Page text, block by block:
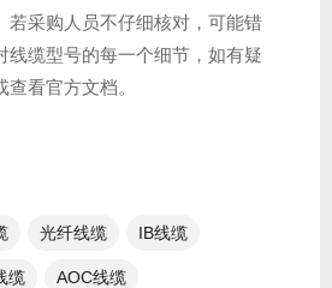
若采购人员不仔细核对，可能错
线缆型号的每一个细节，如有疑
看官方文档。
光纤线缆​ IB线缆​
缆 AOC线缆